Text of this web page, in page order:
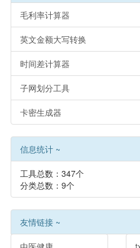
毛利率计算器
英文金额大写转换
时间差计算器
子网划分工具
卡密生成器
信息统计 ~
工具总数：347个
分类总数：9个
友情链接 ~